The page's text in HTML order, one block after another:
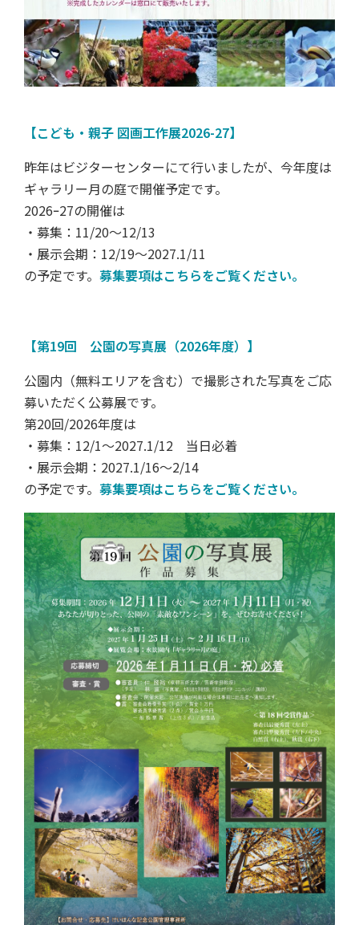
【こども・親子 図画工作展2026-27】
昨年はビジターセンターにて行いましたが、今年度は
ギャラリー月の庭で開催予定です。
2026ｰ27の開催は
・募集：11/20～12/13
・展示会期：12/19～2027.1/11
の予定です。 募集要項はこちらをご覧ください。
【第19回 公園の写真展（2026年度）】
公園内（無料エリアを含む）で撮影された写真をご応
募いただく公募展です。
第20回/2026年度は
・募集：12/1～2027.1/12 当日必着
・展示会期：2027.1/16～2/14
の予定です。 募集要項はこちらをご覧ください。